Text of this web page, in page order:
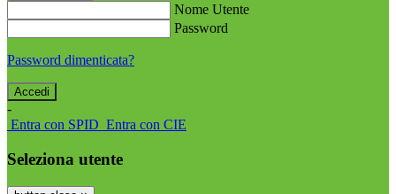
Nome Utente
Password
Password dimenticata?
-
Entra con SPID Entra con CIE
Seleziona utente